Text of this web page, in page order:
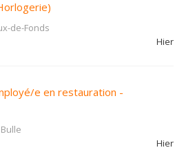
de-Fonds
Hier
e en restauration -
Bulle
Hier